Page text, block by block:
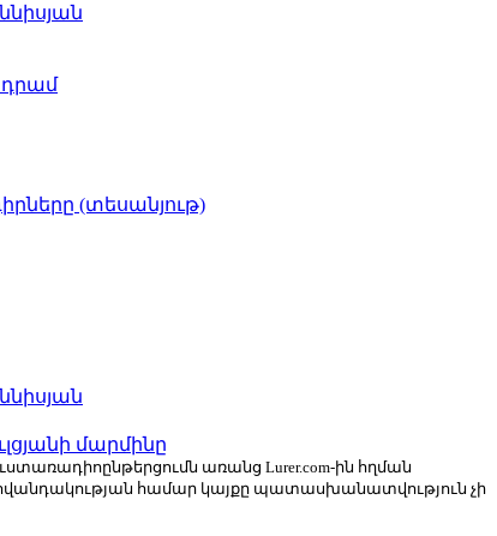
դրամ
(տեսանյութ)
մարմինը
առանց Lurer.com-ին հղման
համար կայքը պատասխանատվություն չի